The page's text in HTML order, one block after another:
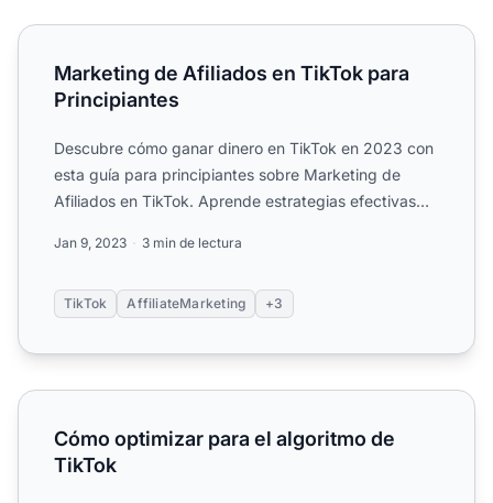
Marketing de Afiliados en TikTok para Principiantes
Marketing de Afiliados en TikTok para
Principiantes
Descubre cómo ganar dinero en TikTok en 2023 con
esta guía para principiantes sobre Marketing de
Afiliados en TikTok. Aprende estrategias efectivas
Jan 9, 2023 3 min de lectura
TikTok AffiliateMarketing +3
Cómo optimizar para el algoritmo de TikTok
Cómo optimizar para el algoritmo de
TikTok